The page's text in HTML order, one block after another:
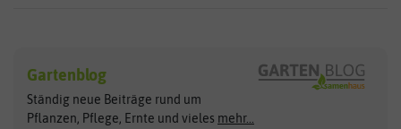
Exotische Samen
Gemüsesamen
Gründünger
Arche Noah
ASB Greenworld
Clever Pots
COMPO
Gartenblog
Ständig neue Beiträge rund um
Pflanzen, Pflege, Ernte und vieles mehr...